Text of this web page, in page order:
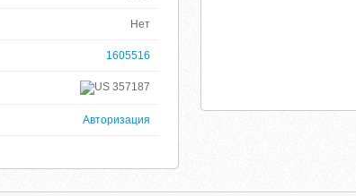
Нет
1605516
357187
Авторизация